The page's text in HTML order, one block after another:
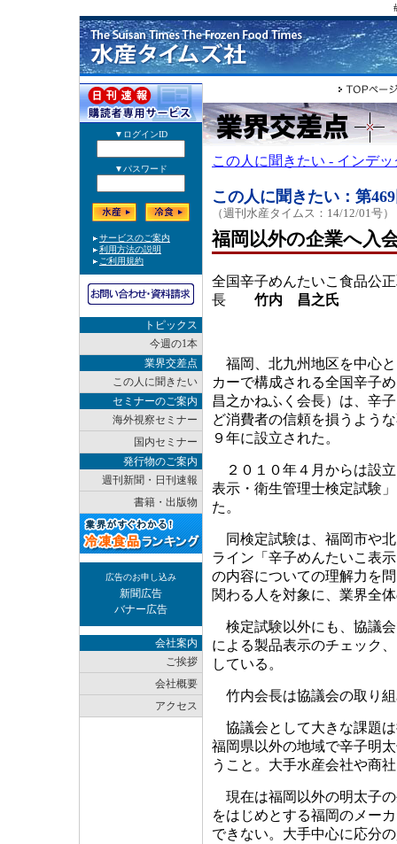
トピックス
今週の1本
業界交差点
この人に聞きたい
セミナーのご案内
海外視察セミナー
国内セミナー
発行物のご案内
週刊新聞・日刊速報
書籍・出版物
広告のお申し込み
新聞広告
バナー広告
会社案内
ご挨拶
会社概要
アクセス
この人に聞きたい - インデ
この人に聞きたい：第
（週刊水産タイムス：14/12/01号）
福岡以外の企業へ入
全国辛子めんたいこ食品公
長 竹内 昌之氏
福岡、北九州地区を中心
カーで構成される全国辛子
昌之かねふく会長）は、辛
ど消費者の信頼を損うよう
９年に設立された。
２０１０年４月からは設
表示・衛生管理士検定試験
た。
同検定試験は、福岡市や
ライン「辛子めんたいこ表
の内容についての理解力を
関わる人を対象に、業界全
検定試験以外にも、協議
による製品表示のチェック
している。
竹内会長は協議会の取り
協議会として大きな課題
福岡県以外の地域で辛子明
うこと。大手水産会社や商
現在は福岡以外の明太子
をはじめとする福岡のメー
できない。大手中心に応分